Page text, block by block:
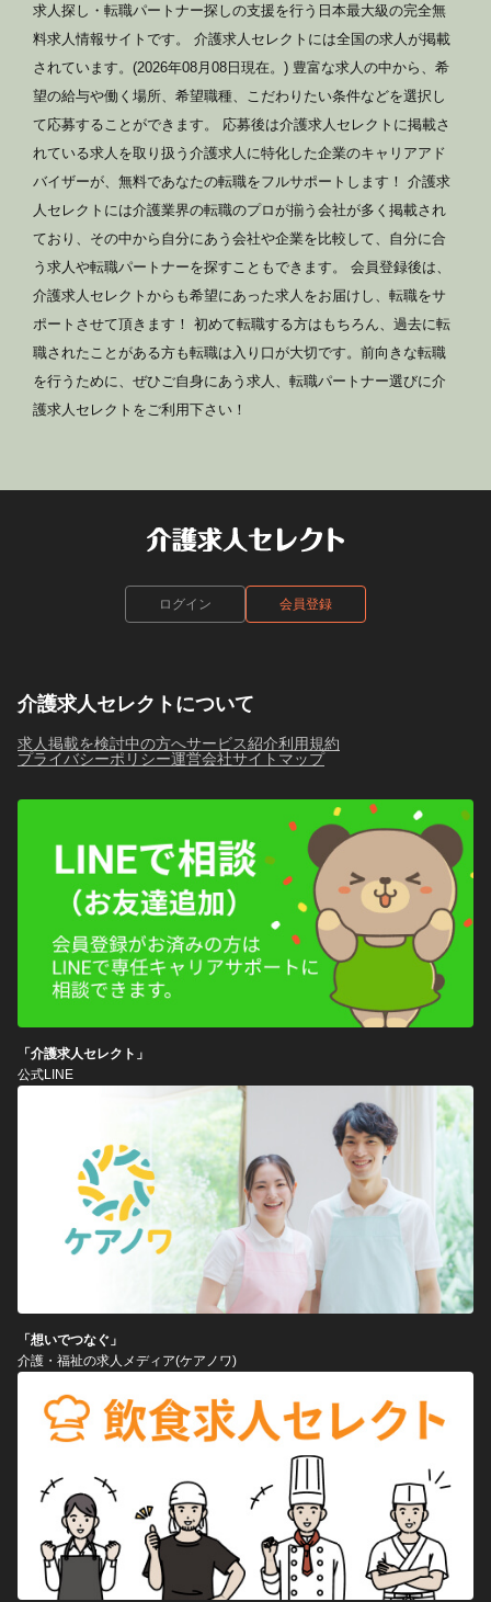
求人探し・転職パートナー探しの支援を行う日本最大級の完全無
料求人情報サイトです。 介護求人セレクトには全国の求人が掲載
されています。(2026年08月08日現在。) 豊富な求人の中から、希
望の給与や働く場所、希望職種、こだわりたい条件などを選択し
て応募することができます。 応募後は介護求人セレクトに掲載さ
れている求人を取り扱う介護求人に特化した企業のキャリアアド
バイザーが、無料であなたの転職をフルサポートします！ 介護求
人セレクトには介護業界の転職のプロが揃う会社が多く掲載され
ており、その中から自分にあう会社や企業を比較して、自分に合
う求人や転職パートナーを探すこともできます。 会員登録後は、
介護求人セレクトからも希望にあった求人をお届けし、転職をサ
ポートさせて頂きます！ 初めて転職する方はもちろん、過去に転
職されたことがある方も転職は入り口が大切です。前向きな転職
を行うために、ぜひご自身にあう求人、転職パートナー選びに介
護求人セレクトをご利用下さい！
ログイン 会員登録
介護求人セレクトについて
求人掲載を検討中の方へサービス紹介利用規約
プライバシーポリシー運営会社サイトマップ
「介護求人セレクト」
公式LINE
「想いでつなぐ」
介護・福祉の求人メディア(ケアノワ)